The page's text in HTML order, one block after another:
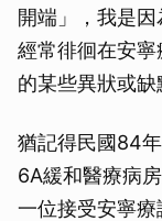
開端」，我是
經常徘徊在安
的某些異狀或缺
猶記得民國84
6A緩和醫療病
一位接受安寧療